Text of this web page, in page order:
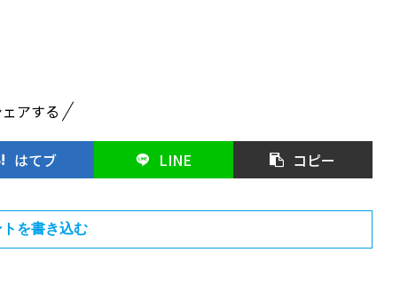
アする
はてブ LINE コピー
トを書き込む